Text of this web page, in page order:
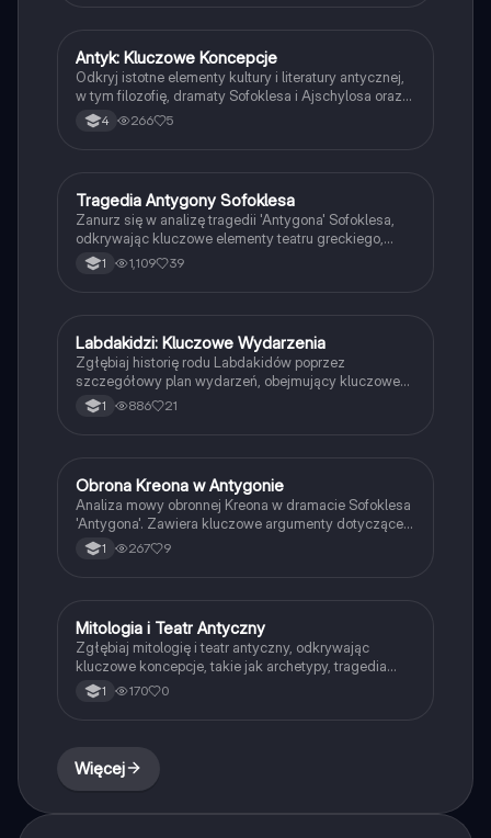
Język polski
Antyk: Kluczowe Koncepcje
Odkryj istotne elementy kultury i literatury antycznej,
w tym filozofię, dramaty Sofoklesa i Ajschylosa oraz
wpływ religii na cywilizację grecką. Materiał
przygotowany do matury, zawierający najważniejsze
4 266 5
Język polski
Tragedia Antygony Sofoklesa
Zanurz się w analizę tragedii 'Antygona' Sofoklesa,
odkrywając kluczowe elementy teatru greckiego,
takie jak struktura dramatu, postacie mitologiczne
oraz zasady stylistyczne. Notatka zawiera omówienie
1 1,109 39
Język polski
Labdakidzi: Kluczowe Wydarzenia
Zgłębiaj historię rodu Labdakidów poprzez
szczegółowy plan wydarzeń, obejmujący kluczowe
momenty, takie jak narodziny Edypa, jego tragiczne
losy oraz konflikt Antygony. Idealne dla studentów
1 886 21
Język polski
Obrona Kreona w Antygonie
Analiza mowy obronnej Kreona w dramacie Sofoklesa
'Antygona'. Zawiera kluczowe argumenty dotyczące
sprawiedliwości, władzy i moralności. Idealne dla
studentów literatury i teatru, poszukujących
1 267 9
Język polski
Mitologia i Teatr Antyczny
Zgłębiaj mitologię i teatr antyczny, odkrywając
kluczowe koncepcje, takie jak archetypy, tragedia
oraz wpływ mitów na kulturę grecką i rzymską.
Dowiedz się o najważniejszych postaciach, takich jak
1 170 0
Więcej